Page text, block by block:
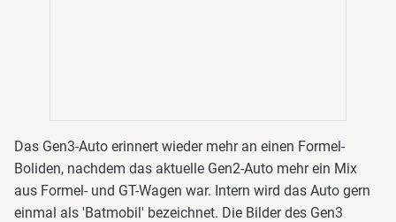
Das Gen3-Auto erinnert wieder mehr an einen Formel-
Boliden, nachdem das aktuelle Gen2-Auto mehr ein Mix
aus Formel- und GT-Wagen war. Intern wird das Auto gern
einmal als 'Batmobil' bezeichnet. Die Bilder des Gen3